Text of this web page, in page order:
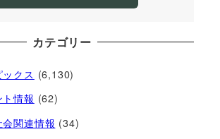
カテゴリー
クス (6,130)
情報 (62)
関連情報 (34)